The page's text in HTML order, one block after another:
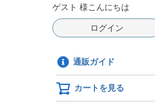
ゲスト 様こんにちは
ログイン
通販ガイド
カートを見る